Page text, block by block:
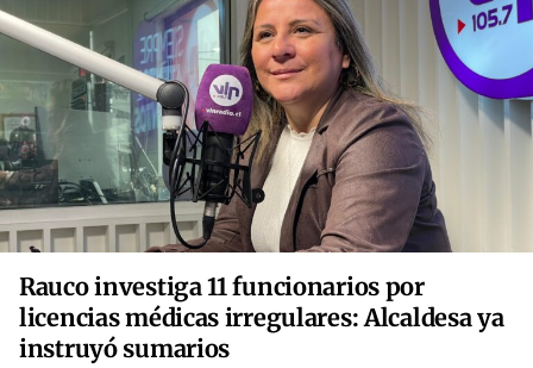
Rauco investiga 11 funcionarios por
licencias médicas irregulares: Alcaldesa ya
instruyó sumarios